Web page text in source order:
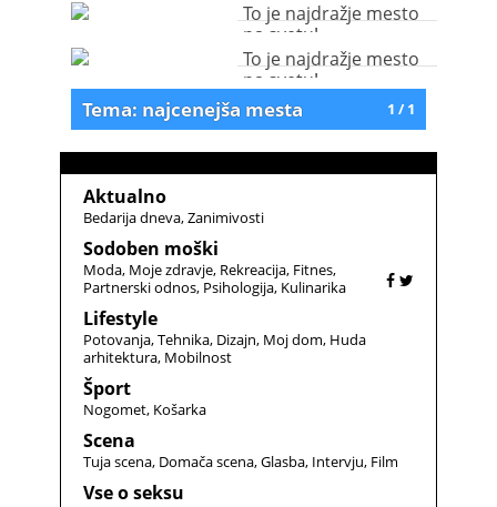
To je najdražje mesto
na svetu!
To je najdražje mesto
na svetu!
1 / 1
Tema: najcenejša mesta
Aktualno
Bedarija dneva Zanimivosti
Sodoben moški
Moda Moje zdravje Rekreacija Fitnes
Partnerski odnos Psihologija Kulinarika
Lifestyle
Potovanja Tehnika Dizajn Moj dom Huda
arhitektura Mobilnost
Šport
Nogomet Košarka
Scena
Tuja scena Domača scena Glasba Intervju Film
Vse o seksu